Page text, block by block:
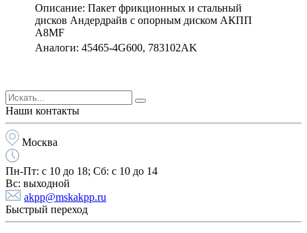
Описание: Пакет фрикционных и стальный
дисков Андердрайв с опорным диском АКПП
A8MF
Аналоги: 45465-4G600, 783102AK
Наши контакты
Москва
Пн-Пт: с 10 до 18; Cб: с 10 до 14
Вс: выходной
akpp@mskakpp.ru
Быстрый переход